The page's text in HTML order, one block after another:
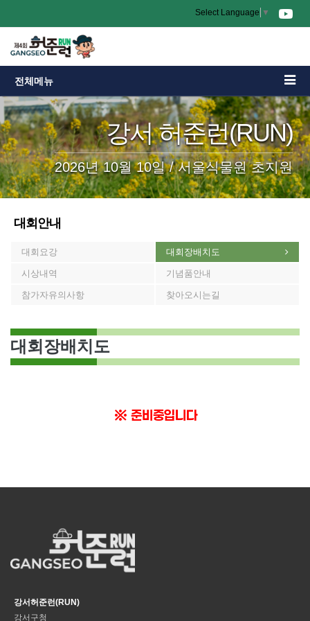
Select Language ▼
전체메뉴
강서 허준런(RUN)
2026년 10월 10일 / 서울식물원 초지원
대회안내
대회요강 대회장배치도
시상내역 기념품안내
참가자유의사항 찾아오시는길
대회장배치도
※ 준비중입니다
강서허준런(RUN)
강서구청